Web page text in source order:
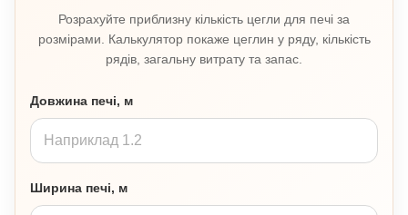
Розрахуйте приблизну кількість цегли для печі за
розмірами. Калькулятор покаже цеглин у ряду, кількість
рядів, загальну витрату та запас.
Довжина печі, м
Ширина печі, м